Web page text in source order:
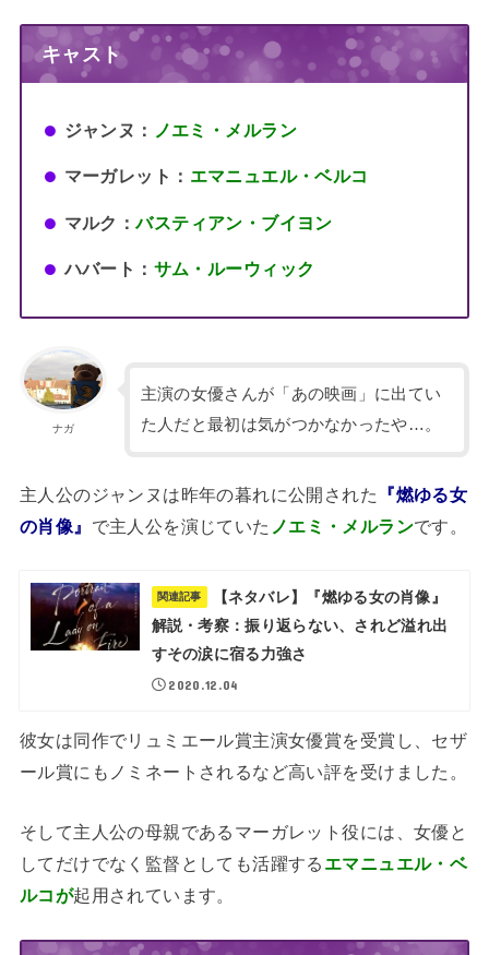
キャスト
ジャンヌ： ノエミ・メルラン
マーガレット： エマニュエル・ベルコ
マルク：バスティアン・ブイヨン
ハバート： サム・ルーウィック
ナガ
主演の女優さんが「あの映画」に出てい
た人だと最初は気がつかなかったや…。
主人公のジャンヌは昨年の暮れに公開された
『燃ゆる女
の肖像』 で主人公を演じていた ノエミ・メルランです。
関連記事
【ネタバレ】『燃ゆる女の肖像』
解説・考察：振り返らない、されど溢れ出
すその涙に宿る力強さ
2020.12.04
彼女は同作でリュミエール賞主演女優賞を受賞し、セザ
ール賞にもノミネートされるなど高い評を受けました。
そして主人公の母親であるマーガレット役には、女優と
してだけでなく監督としても活躍する エマニュエル・ベ
ルコが起用されています。